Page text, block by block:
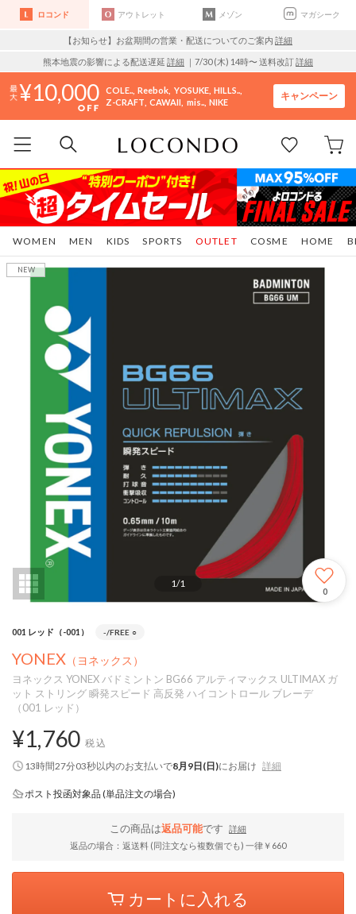
ロコンド アウトレット メゾン マガシーク
【お知らせ】お盆期間の営業・配送についてのご案内 詳細
熊本地震の影響による配送遅延 詳細 ｜7/30 (木) 14時〜 送料改訂詳細
10,000 COLE.. Reebok YOSUKE HILLS..
Z-CRAFT CAWAII mis.. NIKE
キャンペーン
WOMEN MEN KIDS SPORTS COSME HOME
OUTLET
1/1
0
001 レッド（-001） -/FREE ○
YONEX （ヨネックス）
ヨネックス YONEX バドミントン BG66 アルティマックス ULTIMAX ガ
ット ストリング 瞬発スピード 高反発 ハイコントロール ブレーデ
（001 レッド）
¥1,760 税込
13時間27分02秒以内のお支払いで8月9日(日)にお届け 詳細
ポスト投函対象品 (単品注文の場合)
この商品は返品可能です
詳細
返品の場合：返送料 (同注文なら複数個でも) 一律￥660
カートに入れる